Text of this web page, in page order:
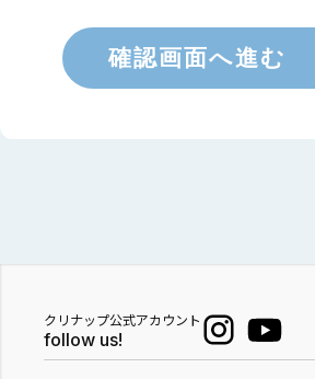
確認画面へ進む
クリナップ公式アカウント
follow us!